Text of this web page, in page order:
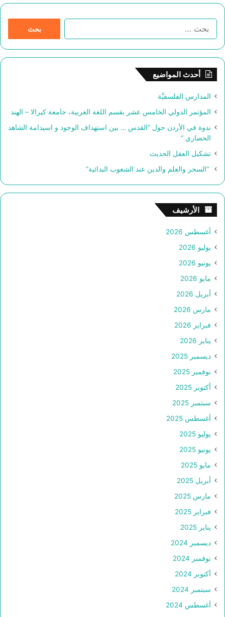
أحدث المواضيع
المدارس الفلسفيَّة
المؤتمر الدولي الخامس عشر بقسم اللغة العربية، جامعة كيرالا – الهند
ندوة في الأردن حول “القدس … بين استهداف الوجود و اسيدامة الشاهد
الحضاري “
تشكيل العقل الحديث
“السحر والعلم والدين عند الشعوب البدائية”
الأرشيف
أغسطس 2026
يوليو 2026
يونيو 2026
مايو 2026
أبريل 2026
مارس 2026
فبراير 2026
يناير 2026
ديسمبر 2025
نوفمبر 2025
أكتوبر 2025
سبتمبر 2025
أغسطس 2025
يوليو 2025
يونيو 2025
مايو 2025
أبريل 2025
مارس 2025
فبراير 2025
يناير 2025
ديسمبر 2024
نوفمبر 2024
أكتوبر 2024
سبتمبر 2024
أغسطس 2024